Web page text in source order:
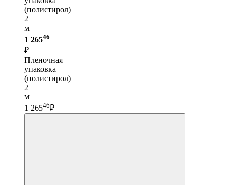
(полистирол)
2
м —
1 26546
₽
Пленочная
упаковка
(полистирол)
2
м
1 26546₽